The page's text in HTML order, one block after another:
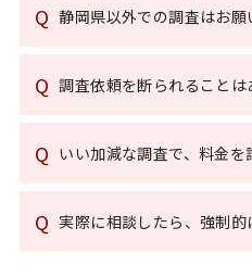
Q 静岡県以外での調査はお願
Q 調査依頼を断られることは
Q いい加減な調査で、料金を
Q 実際に相談したら、強制